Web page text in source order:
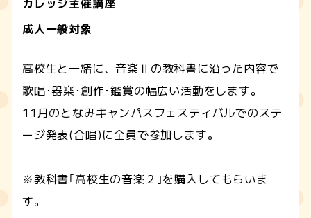
カレッジ主催講座
成人一般対象
高校生と一緒に、音楽Ⅱの教科書に沿った内容で
歌唱･器楽･創作･鑑賞の幅広い活動をします。
11月のとなみキャンパスフェスティバルでのステ
ージ発表(合唱)に全員で参加します。
※教科書｢高校生の音楽２｣を購入してもらいま
す。